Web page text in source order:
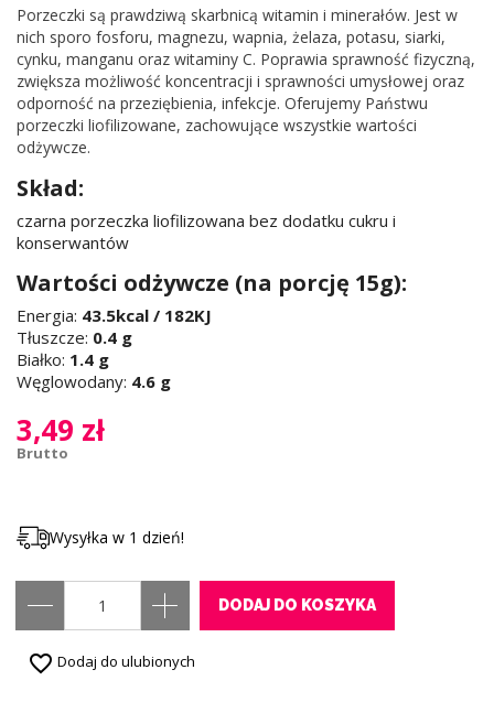
Porzeczki są prawdziwą skarbnicą witamin i minerałów. Jest w
nich sporo fosforu, magnezu, wapnia, żelaza, potasu, siarki,
cynku, manganu oraz witaminy C. Poprawia sprawność fizyczną,
zwiększa możliwość koncentracji i sprawności umysłowej oraz
odporność na przeziębienia, infekcje. Oferujemy Państwu
porzeczki liofilizowane, zachowujące wszystkie wartości
odżywcze.
Skład:
czarna porzeczka liofilizowana bez dodatku cukru i
konserwantów
Wartości odżywcze (na porcję 15g):
Energia: 43.5kcal / 182KJ
Tłuszcze: 0.4 g
Białko: 1.4 g
Węglowodany: 4.6 g
3,49 zł
Brutto
Wysyłka w 1 dzień!
DODAJ DO KOSZYKA
favorite_border Dodaj do ulubionych